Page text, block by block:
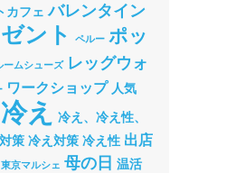
カフェ バレンタイン
ント ペルー ポッ
ームシューズ レッグウォ
ワークショップ 人気
冷え
冷え、冷え性、
策 冷え対策 冷え性 出店
東京マルシェ 母の日 温活